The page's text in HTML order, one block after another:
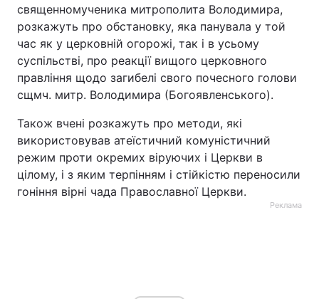
священномученика митрополита Володимира,
розкажуть про обстановку, яка панувала у той
час як у церковній огорожі, так і в усьому
суспільстві, про реакції вищого церковного
правління щодо загибелі свого почесного голови
сщмч. митр. Володимира (Богоявленського).
Також вчені розкажуть про методи, які
використовував атеїстичний комуністичний
режим проти окремих віруючих і Церкви в
цілому, і з яким терпінням і стійкістю переносили
гоніння вірні чада Православної Церкви.
Реклама